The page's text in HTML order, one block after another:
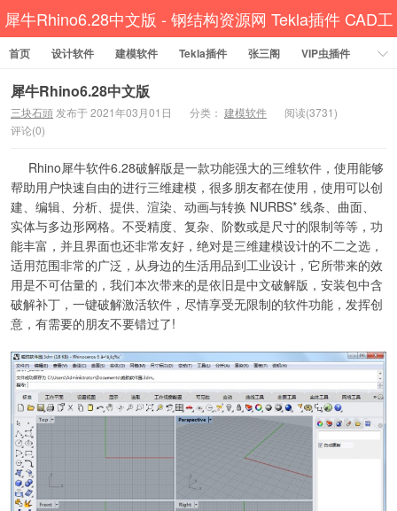
犀牛Rhino6.28中文版 - 钢结构资源网 Tekla插件 CAD工
具 犀牛GH汉化 套料
首页 设计软件 建模软件 Tekla插件 张三阁
VIP虫插件
CAD插件
定尺提料 贱人工具箱
资讯教程
工程模型 关于网站
犀牛Rhino6.28中文版
三块石頭 发布于 2021年03月01日 分类： 建模软件
阅读(3731)
评论(0)
Rhino犀牛软件6.28破解版是一款功能强大的三维软件，使用能够
帮助用户快速自由的进行三维建模，很多朋友都在使用，使用可以创
建、编辑、分析、提供、渲染、动画与转换 NURBS* 线条、曲面、
实体与多边形网格。不受精度、复杂、阶数或是尺寸的限制等等，功
能丰富，并且界面也还非常友好，绝对是三维建模设计的不二之选，
适用范围非常的广泛，从身边的生活用品到工业设计，它所带来的效
用是不可估量的，我们本次带来的是依旧是中文破解版，安装包中含
破解补丁，一键破解激活软件，尽情享受无限制的软件功能，发挥创
意，有需要的朋友不要错过了!